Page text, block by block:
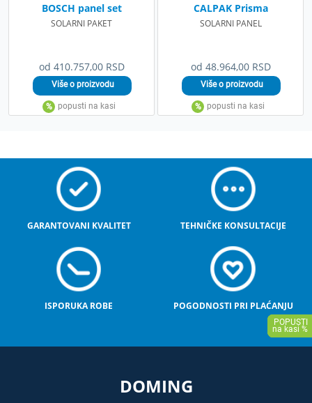
od 410.757,00 RSD
BOSCH panel set
SOLARNI PAKET
od 48.964,00 RSD
CALPAK Prisma
SOLARNI PANEL
GARANTOVANI KVALITET TEHNIČKE KONSULTACIJE
ISPORUKA ROBE POGODNOSTI PRI PLAĆANJU
DOMING